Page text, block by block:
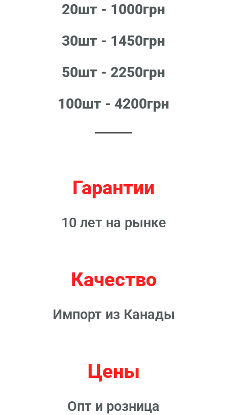
20шт - 1000грн
30шт - 1450грн
50шт - 2250грн
100шт - 4200грн
Гарантии
10 лет на рынке
Качество
Импорт из Канады
Цены
Опт и розница